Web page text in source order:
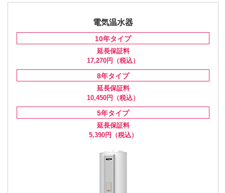
電気温水器
10年タイプ
延長保証料
17,270円 （税込）
8年タイプ
延長保証料
10,450円 （税込）
5年タイプ
延長保証料
5,390円 （税込）